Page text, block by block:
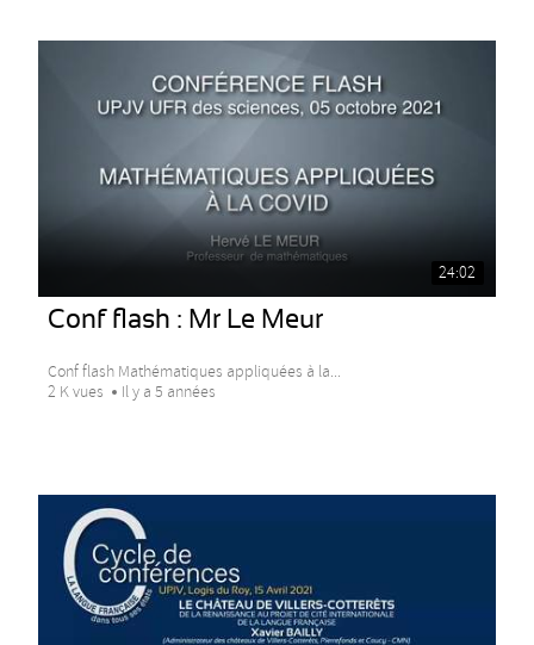
24:02
Conf flash : Mr Le Meur
Conf flash Mathématiques appliquées à la...
2 K vues
Il y a 5 années